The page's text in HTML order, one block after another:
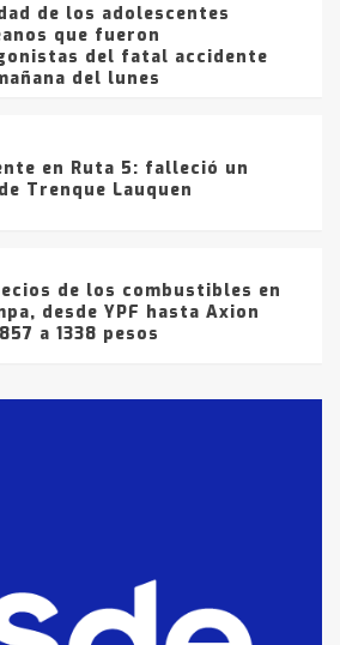
de los adolescentes
que fueron
del fatal accidente
del lunes
en Ruta 5: falleció un
Trenque Lauquen
de los combustibles en
desde YPF hasta Axion
a 1338 pesos
detenidos por
de drogas en la
sábado